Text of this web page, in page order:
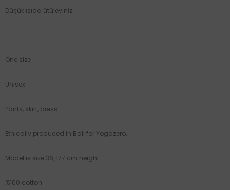
Düşük ısıda ütüleyiniz.
One size
Unisex
Pants, skirt, dress
Ethically produced in Bali for Yogazero.
Model is size 36, 177 cm height.
%100 cotton